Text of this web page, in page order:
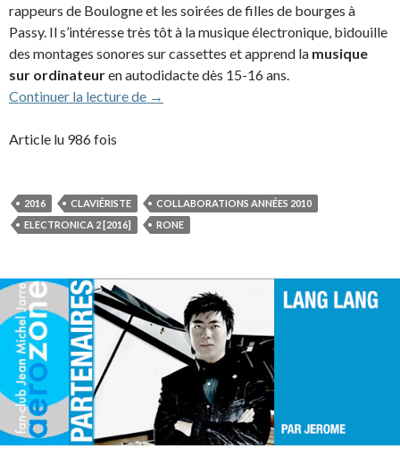
rappeurs de Boulogne et les soirées de filles de bourges à
Passy. Il s’intéresse très tôt à la musique électronique, bidouille
des montages sonores sur cassettes et apprend la musique
sur ordinateuren autodidacte dès 15-16 ans.
Continuer la lecture de Rone (2016)
→
Article lu 986 fois
2016 CLAVIÉRISTE
COLLABORATIONS ANNÉES 2010
ELECTRONICA 2 [2016]
RONE